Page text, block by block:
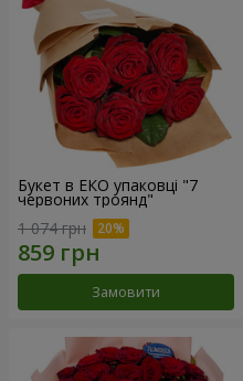
Букет в ЕКО упаковці "7
червоних троянд"
1 074 грн
Замовити